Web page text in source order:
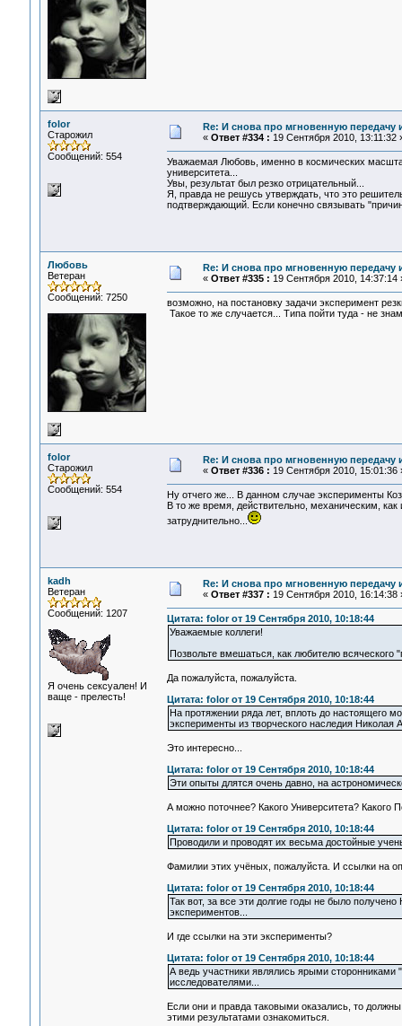
folor
Старожил
Сообщений: 554
Re: И снова про мгновенную
« Ответ #334 : 19 Сентября 2010, 13:11:32
Уважаемая Любовь, именно в космических
университета...
Увы, результат был резко отрицательный...
Я, правда не решусь утверждать, что это
подтверждающий. Если конечно связывать
Любовь
Ветеран
Сообщений: 7250
Re: И снова про мгновенную
« Ответ #335 : 19 Сентября 2010, 14:37:14
возможно, на постановку задачи эксперимент
Такое то же случается... Типа пойти туда - не
folor
Старожил
Сообщений: 554
Re: И снова про мгновенную
« Ответ #336 : 19 Сентября 2010, 15:01:36
Ну отчего же... В данном случае эксперименты
В то же время, действительно, механическим,
затруднительно...
kadh
Ветеран
Сообщений: 1207
Я очень сексуален! И
ваще - прелесть!
Re: И снова про мгновенную
« Ответ #337 : 19 Сентября 2010, 16:14:38
Цитата: folor от 19 Сентября 2010, 10:18:44
Уважаемые коллеги!
Позвольте вмешаться, как любителю всяческого
Да пожалуйста, пожалуйста.
Цитата: folor от 19 Сентября 2010, 10:18:44
На протяжении ряда лет, вплоть до настоящего
эксперименты из творческого наследия Николая
Это интересно...
Цитата: folor от 19 Сентября 2010, 10:18:44
Эти опыты длятся очень давно, на
А можно поточнее? Какого Университета? Какого
Цитата: folor от 19 Сентября 2010, 10:18:44
Проводили и проводят их весьма достойные
Фамилии этих учёных, пожалуйста. И ссылки на
Цитата: folor от 19 Сентября 2010, 10:18:44
Так вот, за все эти долгие годы не было
экспериментов...
И где ссылки на эти эксперименты?
Цитата: folor от 19 Сентября 2010, 10:18:44
А ведь участники являлись ярыми
исследователями...
Если они и правда таковыми оказались, то
этими результатами ознакомиться.